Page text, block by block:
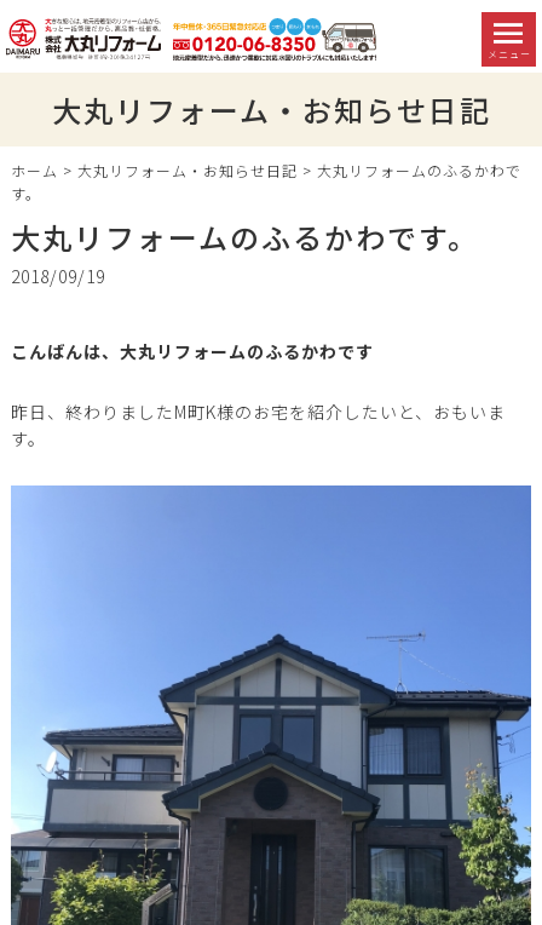
メニュー
大丸リフォーム・お知らせ日記
ホーム > 大丸リフォーム・お知らせ日記 > 大丸リフォームのふるかわで
す。
大丸リフォームのふるかわです。
2018/09/19
こんばんは、大丸リフォームのふるかわです
昨日、終わりましたM町K様のお宅を紹介したいと、おもいま
す。